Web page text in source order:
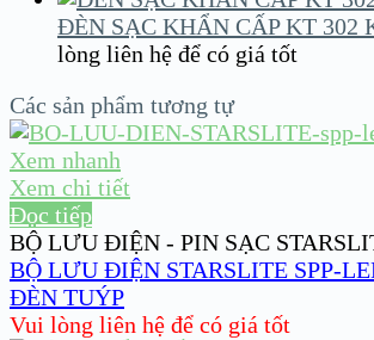
ĐÈN SẠC KHẨN CẤP KT 302
lòng liên hệ để có giá tốt
Các sản phẩm tương tự
Xem nhanh
Xem chi tiết
Đọc tiếp
BỘ LƯU ĐIỆN - PIN SẠC
BỘ LƯU ĐIỆN STARSLITE SPP-
ĐÈN TUÝP
Vui lòng liên hệ để có giá tốt